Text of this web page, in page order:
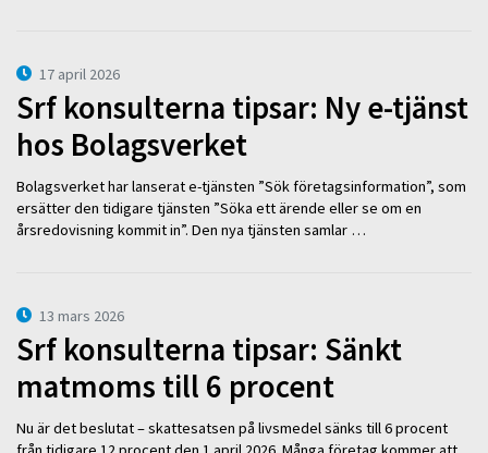
17 april 2026
Srf konsulterna tipsar: Ny e-tjänst
hos Bolagsverket
Bolagsverket har lanserat e-tjänsten ”Sök företagsinformation”, som
ersätter den tidigare tjänsten ”Söka ett ärende eller se om en
årsredovisning kommit in”. Den nya tjänsten samlar …
13 mars 2026
Srf konsulterna tipsar: Sänkt
matmoms till 6 procent
Nu är det beslutat – skattesatsen på livsmedel sänks till 6 procent